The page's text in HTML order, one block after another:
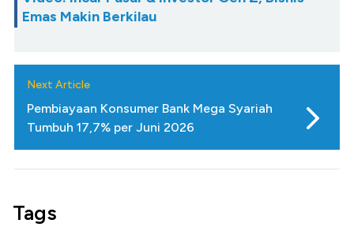
Emas Makin Berkilau
Next Article
Pembiayaan Konsumer Bank Mega Syariah
Tumbuh 17,7% per Juni 2026
Tags